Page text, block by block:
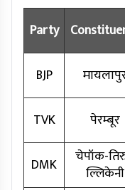
Party
BJP
TVK पेरम्बूर
DMK
चेपॉक-
ल्लिकेनी